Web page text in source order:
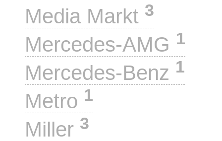
Media Markt 3
Mercedes-AMG 1
Mercedes-Benz 1
Metro 1
Miller 3